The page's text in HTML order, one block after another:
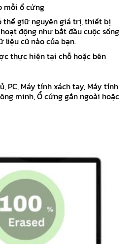
mỗi ổ cứng
thể giữ nguyên giá trị, thiết bị
động như bắt đầu cuộc sống
cũ nào của bạn.
thực hiện tại chỗ hoặc bên
PC, Máy tính xách tay, Máy tính
minh, Ổ cứng gắn ngoài hoặc